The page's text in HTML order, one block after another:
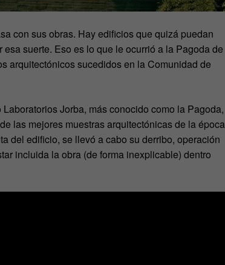
con sus obras. Hay edificios que quizá puedan
suerte. Eso es lo que le ocurrió a la Pagoda de
arquitectónicos sucedidos en la Comunidad de
Jorba, más conocido como la Pagoda,
las mejores muestras arquitectónicas de la época
del edificio, se llevó a cabo su derribo, operación
incluida la obra (de forma inexplicable) dentro